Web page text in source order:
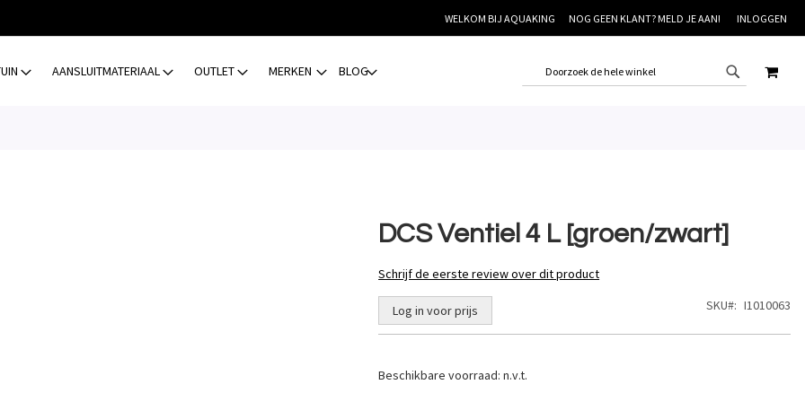
WELKOM BIJ AQUAKING NOG GEEN KLANT? MELD JE AAN! INLOGGEN
AANSLUITMATERIAAL OUTLET MERKEN BLOG
DCS Ventiel 4 L [groen/zwart]
Schrijf de eerste review over dit product
Log in voor prijs SKU I1010063
Beschikbare voorraad: n.v.t.